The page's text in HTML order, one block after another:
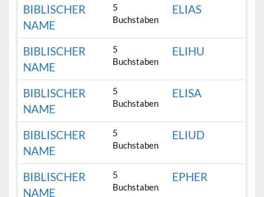
BIBLISCHER
NAME
5
Buchstaben
ELIAS
BIBLISCHER
NAME
5
Buchstaben
ELIHU
BIBLISCHER
NAME
5
Buchstaben
ELISA
BIBLISCHER
NAME
5
Buchstaben
ELIUD
BIBLISCHER
NAME
5
Buchstaben
EPHER